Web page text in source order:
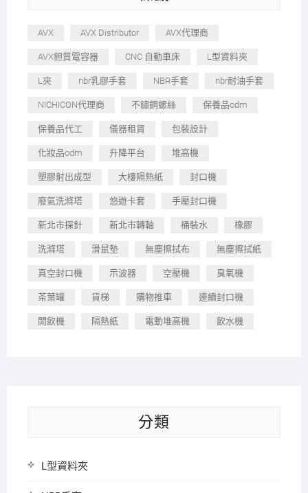
AVX AVX Distributor AVX代理商
AVX鉭質電容器 CNC 自動車床 L型資料夾
L夾 nbr乳膠手套 NBR手套 nbr耐油手套
NICHICON代理商 不鏽鋼螺絲 保養品odm
保養品代工 儀器租賃 包裝設計
化妝品odm 升降平台 堆高機
塑膠射出成型 大樓隔熱紙 封口機
廢氣洗滌塔 悠遊卡套 手壓封口機
新北市探針 新北市轉軸 桶裝水 橡膠
洗滌塔 滑鼠墊 無塵擦拭布 無塵擦拭紙
真空封口機 示波器 空壓機 臭氧機
茶葉罐 貨梯 購物推車 連續封口機
開飲機 隔熱紙 電動堆高機 飲水機
分類
L型資料夾